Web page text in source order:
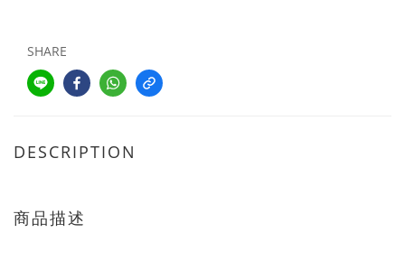
SHARE
DESCRIPTION
商品描述